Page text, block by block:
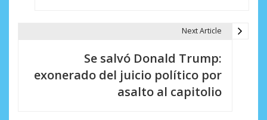
Next Article
Se salvó Donald Trump:
exonerado del juicio político por
asalto al capitolio